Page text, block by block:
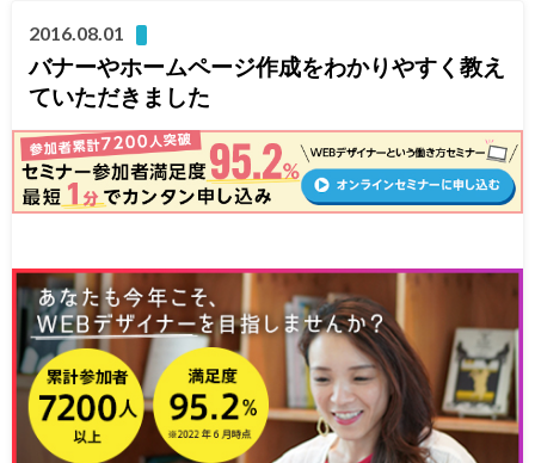
2016.08.01
バナーやホームページ作成をわかりやすく教え
ていただきました